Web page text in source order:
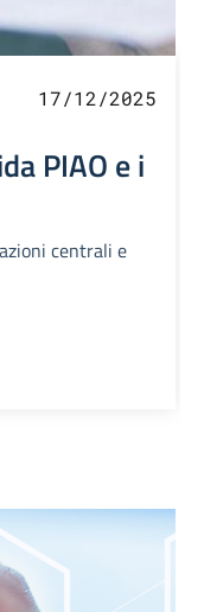
17/12/2025
PIAO e i
centrali e